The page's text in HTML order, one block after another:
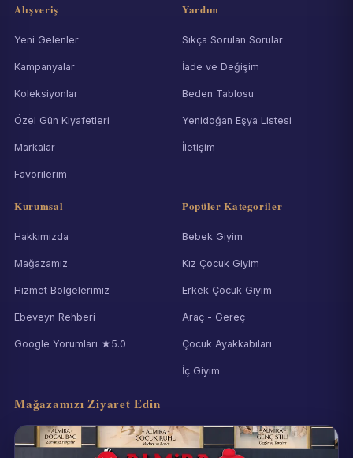
Alışveriş
Yeni Gelenler
Kampanyalar
Koleksiyonlar
Özel Gün Kıyafetleri
Markalar
Favorilerim
Yardım
Sıkça Sorulan Sorular
İade ve Değişim
Beden Tablosu
Yenidoğan Eşya Listesi
İletişim
Kurumsal
Hakkımızda
Mağazamız
Hizmet Bölgelerimiz
Ebeveyn Rehberi
Google Yorumları ★5.0
Popüler Kategoriler
Bebek Giyim
Kız Çocuk Giyim
Erkek Çocuk Giyim
Araç - Gereç
Çocuk Ayakkabıları
İç Giyim
Mağazamızı Ziyaret Edin